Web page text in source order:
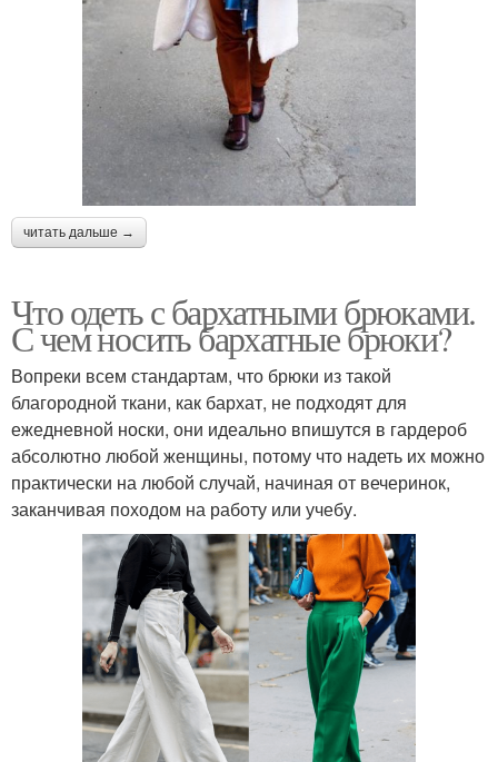
читать дальше →
Что одеть с бархатными брюками.
С чем носить бархатные брюки?
Вопреки всем стандартам, что брюки из такой
благородной ткани, как бархат, не подходят для
ежедневной носки, они идеально впишутся в гардероб
абсолютно любой женщины, потому что надеть их можно
практически на любой случай, начиная от вечеринок,
заканчивая походом на работу или учебу.